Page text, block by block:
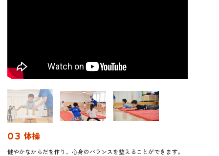
03 体操
健やかなからだを作り、心身のバランスを整えることができます。